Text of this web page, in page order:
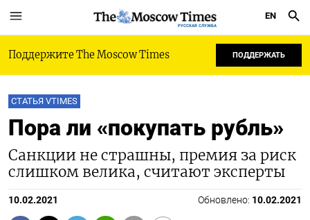
РУССКАЯ СЛУЖБА
EN
Поддержите The Moscow Times ПОДДЕРЖАТЬ
СТАТЬЯ VTIMES
Пора ли «покупать рубль»
Санкции не страшны, премия за риск
слишком велика, считают эксперты
10.02.2021 Обновлено: 10.02.2021